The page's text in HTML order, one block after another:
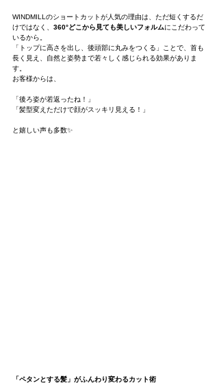
WINDMILLのショートカットが人気の理由は、ただ短くするだ
けではなく、 360°どこから見ても美しいフォルムにこだわって
いるから。
「トップに高さを出し、後頭部に丸みをつくる」ことで、首も
長く見え、自然と姿勢まで若々しく感じられる効果がありま
す。
お客様からは、
「後ろ姿が若返ったね！」
「髪型変えただけで顔がスッキリ見える！」
と嬉しい声も多数✨
「ペタンとする髪」がふんわり変わるカット術